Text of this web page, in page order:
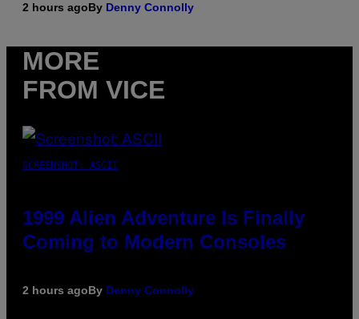
2 hours agoBy Denny Connolly
MORE
FROM VICE
SCREENSHOT: ASCII
1999 Alien Adventure Is Finally
Coming to Modern Consoles
2 hours agoBy Denny Connolly